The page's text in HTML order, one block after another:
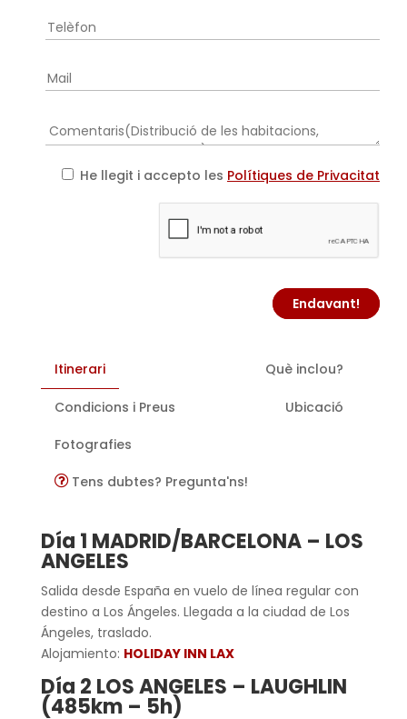
He llegit i accepto les Polítiques de Privacitat
Endavant!
Itinerari Què inclou?
Condicions i Preus Ubicació
Fotografies
Tens dubtes? Pregunta'ns!
Día 1 MADRID/BARCELONA – LOS
ANGELES
Salida desde España en vuelo de línea regular con
destino a Los Ángeles. Llegada a la ciudad de Los
Ángeles, traslado.
Alojamiento: HOLIDAY INN LAX
Día 2 LOS ANGELES – LAUGHLIN
(485km – 5h)